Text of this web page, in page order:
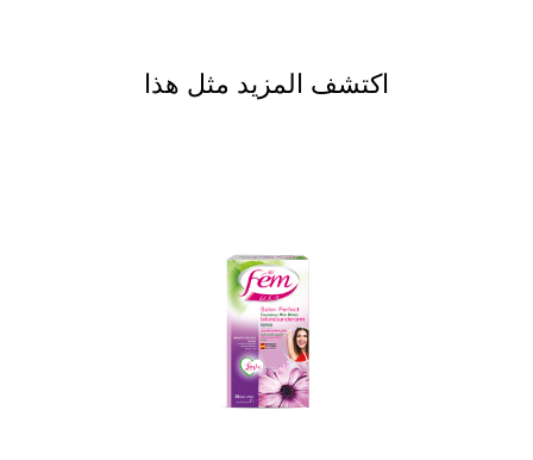
اكتشف المزيد مثل هذا